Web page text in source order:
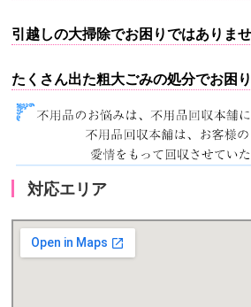
引越しの大掃除でお困りではありま
たくさん出た粗大ごみの処分でお困
対応エリア